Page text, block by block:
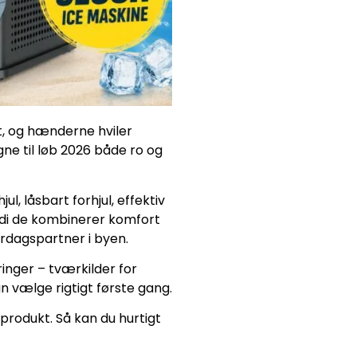
og hænderne hviler
til løb 2026 både ro og
låsbart forhjul, effektiv
de kombinerer komfort
i byen.
– tværkilder for
vælge rigtigt første gang.
Så kan du hurtigt